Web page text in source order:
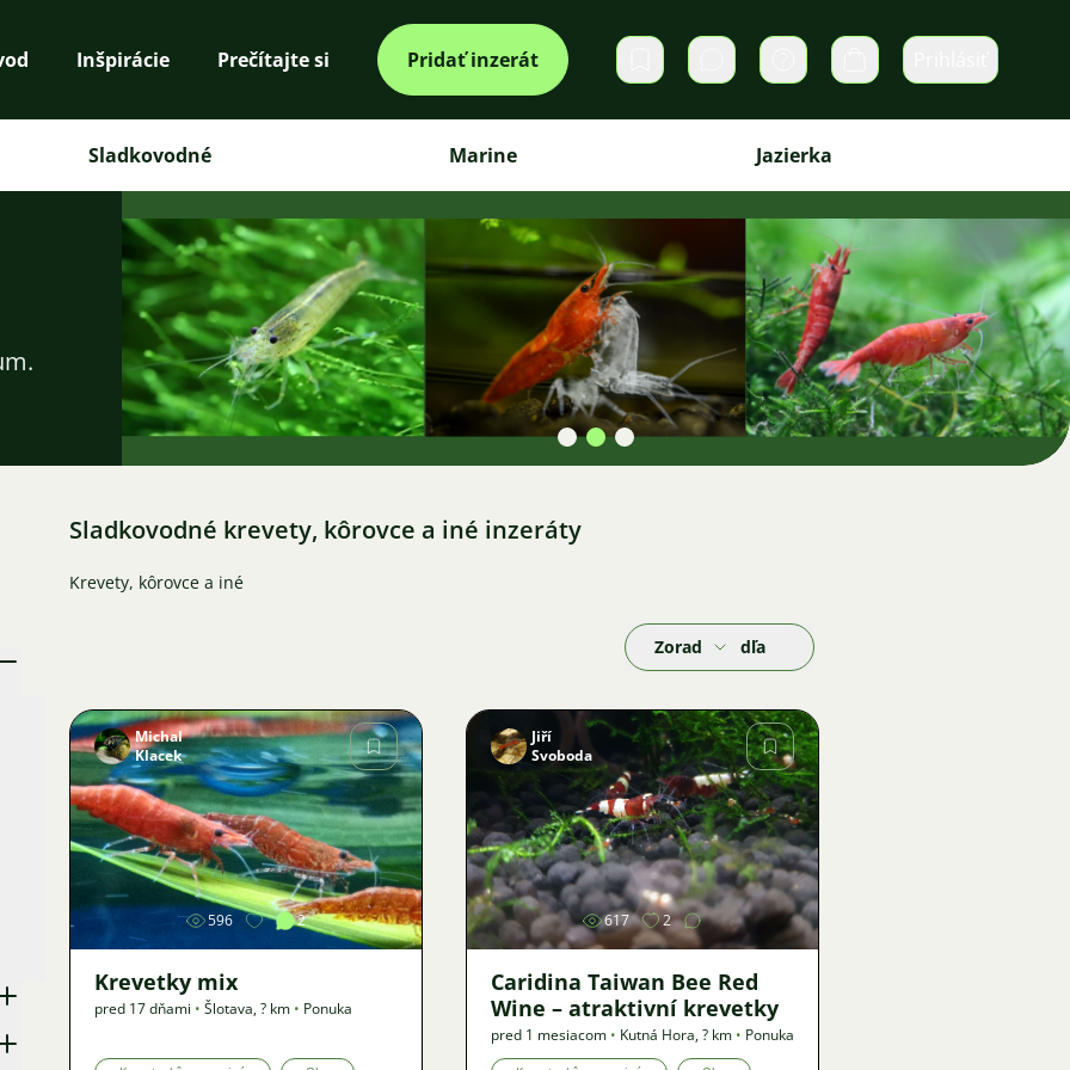
Inšpirácie Prečítajte si Pridať inzerát Súkromné správy Košík
Sladkovodné Marine Jazierka
Sladkovodné krevety, kôrovce a iné inzeráty
Krevety, kôrovce a iné
Zoradiť podľa
Obrázok
Michal
Klacek
596 2
Krevetky mix
pred 17 dňami • Šlotava,? km • Ponuka
Obrázok
Jiří
Svoboda
617 2
Caridina Taiwan Bee Red
Wine – atraktivní krevetky
pred 1 mesiacom • Kutná Hora,? km • Ponuka